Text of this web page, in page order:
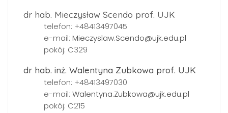
dr hab. Mieczysław Scendo prof. UJK
telefon: +48413497045
e-mail: Mieczyslaw.Scendo@ujk.edu.pl
pokój: C329
dr hab. inż. Walentyna Zubkowa prof. UJK
telefon: +48413497030
e-mail: Walentyna.Zubkowa@ujk.edu.pl
pokój: C215